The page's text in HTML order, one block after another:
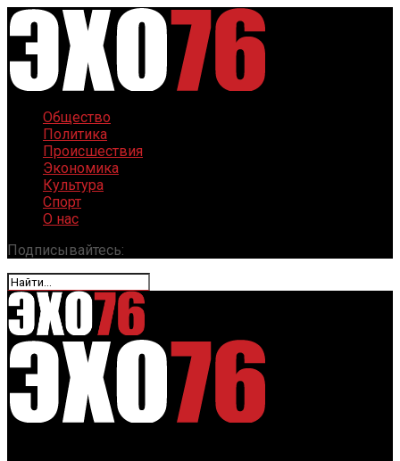
Общество
Политика
Происшествия
Экономика
Культура
Спорт
О нас
Подписывайтесь: